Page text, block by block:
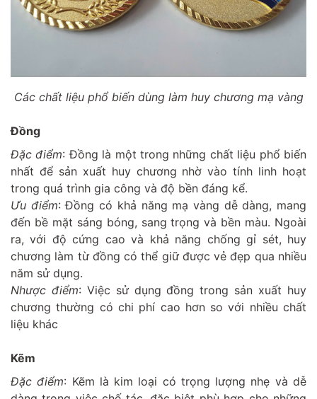
Các chất liệu phổ biến dùng làm huy chương mạ vàng
Đồng
Đặc điểm: Đồng là một trong những chất liệu phổ biến
nhất để sản xuất huy chương nhờ vào tính linh hoạt
trong quá trình gia công và độ bền đáng kể.
Ưu điểm: Đồng có khả năng mạ vàng dễ dàng, mang
đến bề mặt sáng bóng, sang trọng và bền màu. Ngoài
ra, với độ cứng cao và khả năng chống gỉ sét, huy
chương làm từ đồng có thể giữ được vẻ đẹp qua nhiều
năm sử dụng.
Nhược điểm: Việc sử dụng đồng trong sản xuất huy
chương thường có chi phí cao hơn so với nhiều chất
liệu khác
Kẽm
Đặc điểm: Kẽm là kim loại có trọng lượng nhẹ và dễ